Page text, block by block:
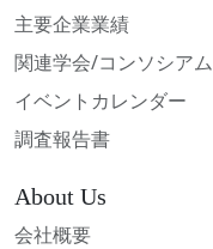
主要企業業績
関連学会/コンソシアム
イベントカレンダー
調査報告書
About Us
会社概要